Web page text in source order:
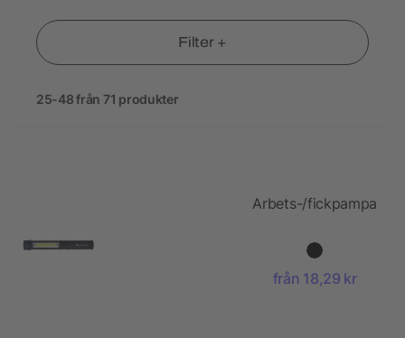
Filter +
25-48 från 71 produkter
Arbets-/fickpampa
från 18,29 kr